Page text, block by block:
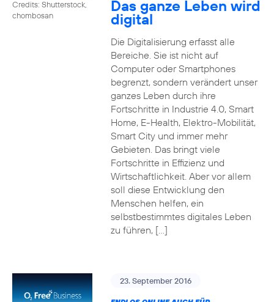
Credits: Shutterstock,
chombosan
Das ganze Leben wird
digital
Die Digitalisierung erfasst alle
Bereiche. Sie ist nicht auf
Computer oder Smartphones
begrenzt, sondern verändert unser
ganzes Leben durch ihre
Fortschritte in Industrie 4.0, Smart
Home, E-Health, Elektro-Mobilität,
Smart City und immer mehr
Gebieten. Das bringt viele
Fortschritte in Effizienz und
Wirtschaftlichkeit. Aber vor allem
soll diese Entwicklung den
Menschen helfen, ein
selbstbestimmtes digitales Leben
zu führen, […]
23. September 2016